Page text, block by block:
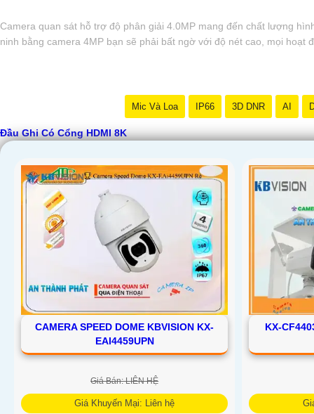
Camera quan sát hỗ trợ độ phân giải 4.0MP mang đến chất lượng
ninh bằng camera 4MP bạn sẽ phải bất ngờ với độ nét cao, mọi hoạt
Mic Và Loa IP66 3D DNR AI
Đầu Ghi Có Cổng HDMI 8K
CAMERA SPEED DOME KBVISION KX-
EAI4459UPN
Giá Bán: LIÊN HỆ
Giá Khuyến Mại: Liên hệ
KX-